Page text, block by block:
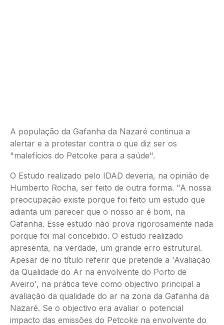
A população da Gafanha da Nazaré continua a
alertar e a protestar contra o que diz ser os
"malefícios do Petcoke para a saúde".
O Estudo realizado pelo IDAD deveria, na opinião de
Humberto Rocha, ser feito de outra forma. "A nossa
preocupação existe porque foi feito um estudo que
adianta um parecer que o nosso ar é bom, na
Gafanha. Esse estudo não prova rigorosamente nada
porque foi mal concebido. O estudo realizado
apresenta, na verdade, um grande erro estrutural.
Apesar de no título referir que pretende a 'Avaliação
da Qualidade do Ar na envolvente do Porto de
Aveiro', na prática teve como objectivo principal a
avaliação da qualidade do ar na zona da Gafanha da
Nazaré. Se o objectivo era avaliar o potencial
impacto das emissões do Petcoke na envolvente do